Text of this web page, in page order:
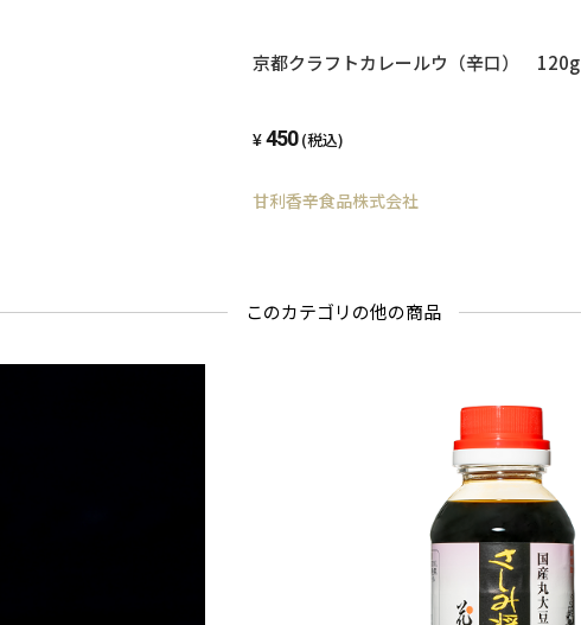
京都クラフトカレールウ（辛口） 120g
450 (税込)
甘利香辛食品株式会社
このカテゴリの他の商品